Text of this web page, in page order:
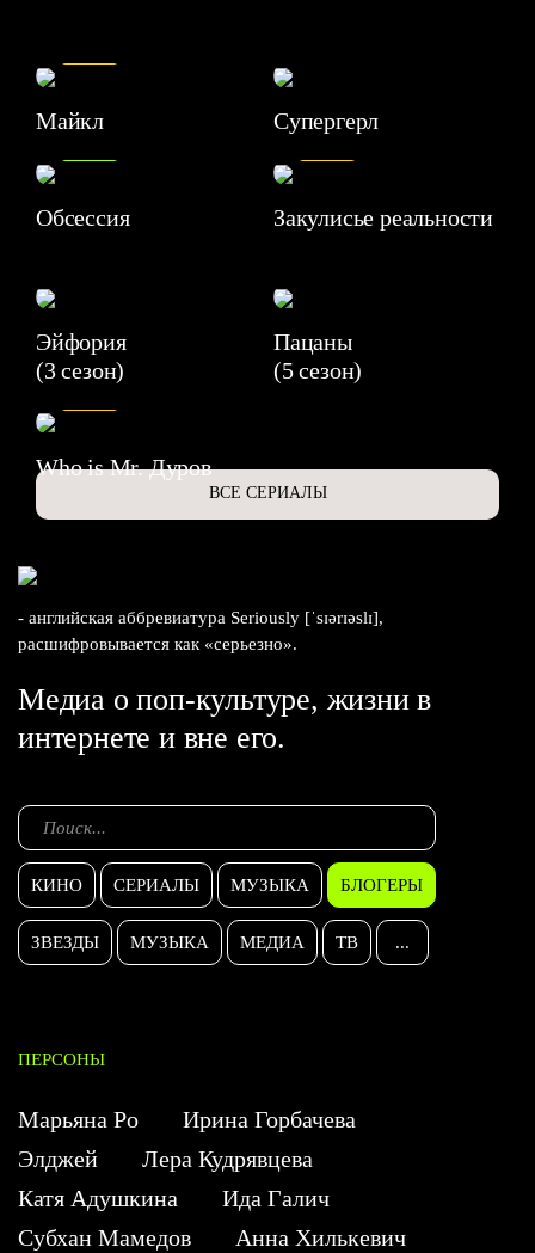
Майкл Супергерл
Обсессия
7.1
Закулисье реальности
Эйфория
(3 сезон)
Пацаны
(5 сезон)
Who is Mr. Дуров
ВСЕ СЕРИАЛЫ
- английская аббревиатура Seriously [ˈsɪərɪəslɪ],
расшифровывается как «серьезно».
Медиа о поп-культуре, жизни в
интернете и вне его.
КИНО СЕРИАЛЫ МУЗЫКА БЛОГЕРЫ
ЗВЕЗДЫ МУЗЫКА МЕДИА ТВ ...
ПЕРСОНЫ
Марьяна Ро
Ирина Горбачева
Элджей
Лера Кудрявцева
Катя Адушкина
Ида Галич
Субхан Мамедов
Анна Хилькевич